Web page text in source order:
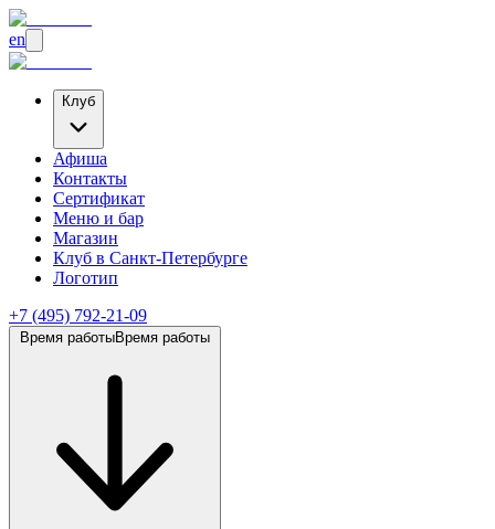
en
Клуб
Афиша
Контакты
Сертификат
Меню и бар
Магазин
Клуб в Санкт-Петербурге
Логотип
+7 (495) 792-21-09
Время работыВремя работы